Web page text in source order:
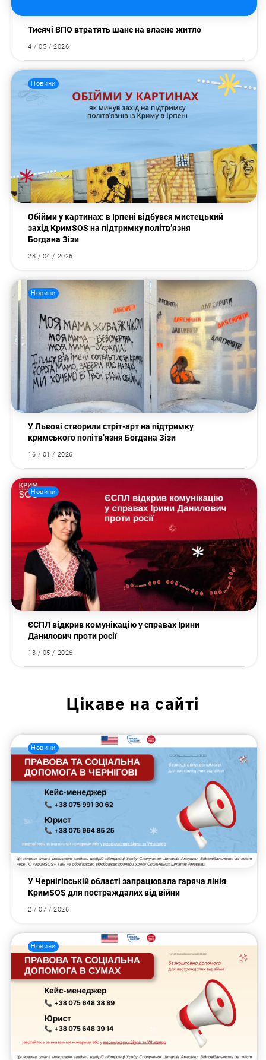
Пошук за запитом:
Тисячі ВПО втратять шанс на власне житло
4 / 05 / 2026
Новини
Обійми у картинах: в Ірпені відбувся мистецький
захід КримSOS на підтримку політв’язня
Богдана Зізи
28 / 04 / 2026
Новини
У Львові створили стріт-арт на підтримку
кримського політв’язня Богдана Зізи
16 / 01 / 2026
Новини
ЄСПЛ відкрив комунікацію у справах Ірини
Данилович проти росії
13 / 05 / 2026
Цікаве на сайті
Новини
У Чернігівській області запрацювала гаряча лінія
КримSOS для постраждалих від війни
2 / 07 / 2026
Новини